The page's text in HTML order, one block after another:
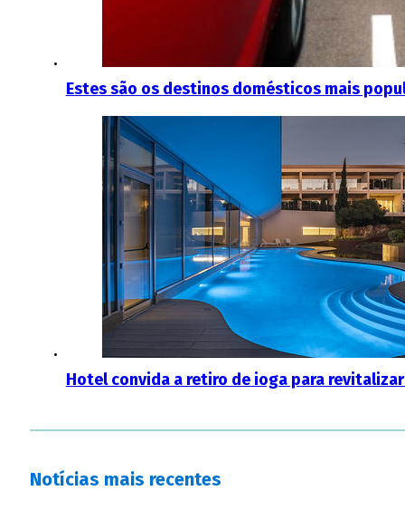
Estes são os destinos domésticos mais
Hotel convida a retiro de ioga para
Notícias mais recentes